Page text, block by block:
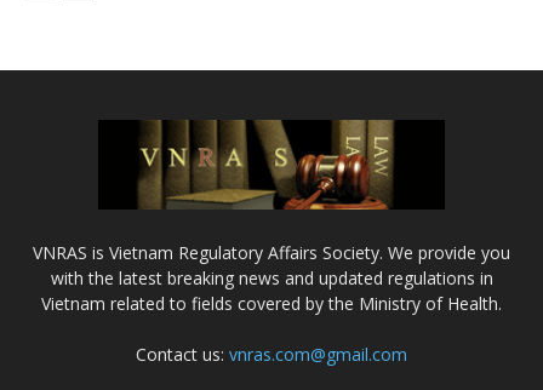
VNRAS is Vietnam Regulatory Affairs Society. We provide you
with the latest breaking news and updated regulations in
Vietnam related to fields covered by the Ministry of Health.
Contact us: vnras.com@gmail.com